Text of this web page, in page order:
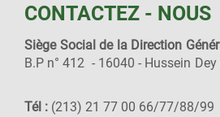
CONTACTEZ - NOUS
Siège Social de la Direction
B.P n° 412 - 16040 - Hussein Dey
Tél : (213) 21 77 00 66/77/88/99